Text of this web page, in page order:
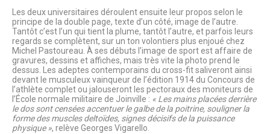
Les deux universitaires déroulent ensuite leur propos selon le
principe de la double page, texte d’un côté, image de l’autre.
Tantôt c’est l’un qui tient la plume, tantôt l’autre, et parfois leurs
regards se complètent, sur un ton volontiers plus enjoué chez
Michel Pastoureau. À ses débuts l’image de sport est affaire de
gravures, dessins et affiches, mais très vite la photo prend le
dessus. Les adeptes contemporains du cross-fit saliveront ainsi
devant le musculeux vainqueur de l’édition 1914 du Concours de
l’athlète complet ou jalouseront les pectoraux des moniteurs de
l’École normale militaire de Joinville : « Les mains placées derrière
le dos sont censées accentuer le galbe de la poitrine, souligner la
forme des muscles deltoïdes, signes décisifs de la puissance
physique », relève Georges Vigarello.